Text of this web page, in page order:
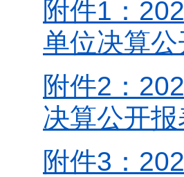
附件1：
单位决算
附件2：
决算公开
附件3：